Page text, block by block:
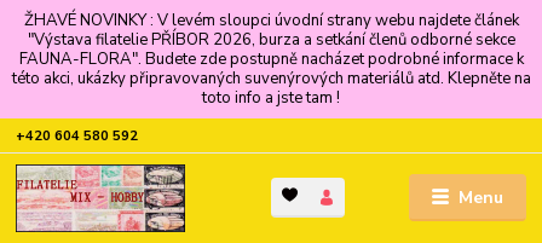
ŽHAVÉ NOVINKY : V levém sloupci úvodní strany webu najdete článek
"Výstava filatelie PŘÍBOR 2026, burza a setkání členů odborné sekce
FAUNA-FLORA". Budete zde postupně nacházet podrobné informace k
této akci, ukázky připravovaných suvenýrových materiálů atd. Klepněte na
toto info a jste tam !
Menu
+420 604 580 592